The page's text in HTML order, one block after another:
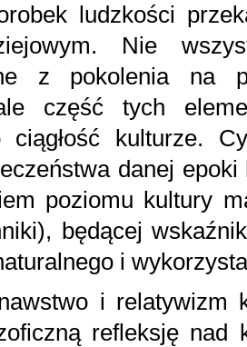
ludzkości
Nie
z pokolenia na
część tych
ciągłość kulturze.
danej
poziomu kultury
będącej
i
i relatywizm
refleksję nad